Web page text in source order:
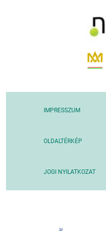
IMPRESSZUM
OLDALTÉRKÉP
JOGI NYILATKOZAT